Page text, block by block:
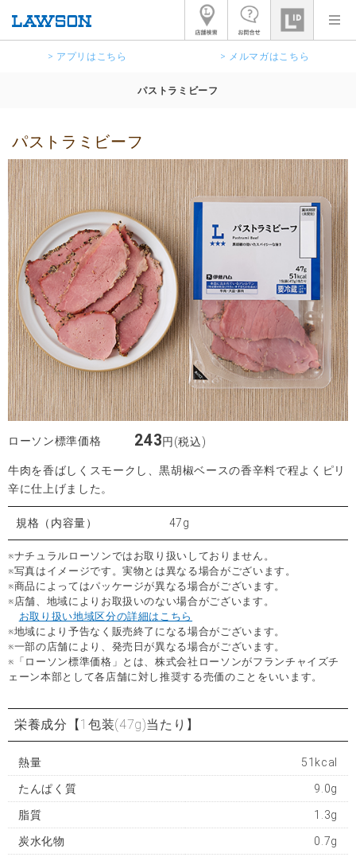
> アプリはこちら > メルマガはこちら
パストラミビーフ
パストラミビーフ
ローソン標準価格 243円(税込)
牛肉を香ばしくスモークし、黒胡椒ベースの香辛料で程よくピリ
辛に仕上げました。
規格（内容量） 47g
※ナチュラルローソンではお取り扱いしておりません。
※写真はイメージです。実物とは異なる場合がございます。
※商品によってはパッケージが異なる場合がございます。
※店舗、地域によりお取扱いのない場合がございます。
お取り扱い地域区分の詳細はこちら
※地域により予告なく販売終了になる場合がございます。
※一部の店舗により、発売日が異なる場合がございます。
※「ローソン標準価格」とは、株式会社ローソンがフランチャイズチ
ェーン本部として各店舗に対し推奨する売価のことをいいます。
栄養成分 【1包装(47g)当たり】
熱量 51kcal
たんぱく質 9.0g
脂質 1.3g
炭水化物 0.7g